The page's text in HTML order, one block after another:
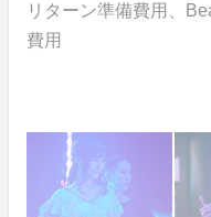
リターン準備費用、
費用